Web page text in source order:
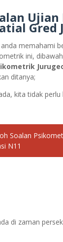
Gred
memahami
ini,
ditanya;
kita tidak perlu
Soalan
N11
di zaman